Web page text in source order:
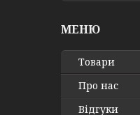
Товари
Про нас
Відгуки